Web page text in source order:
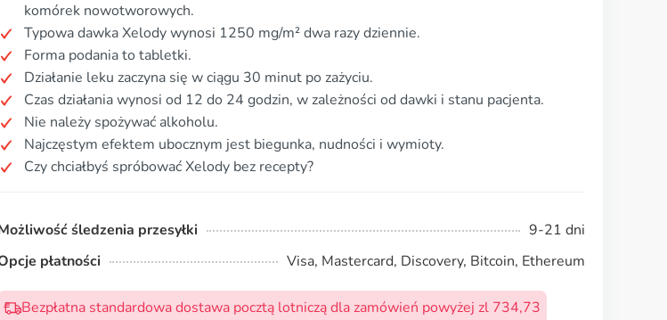
komórek nowotworowych.
Typowa dawka Xelody wynosi 1250 mg/m² dwa razy dziennie.
Forma podania to tabletki.
Działanie leku zaczyna się w ciągu 30 minut po zażyciu.
Czas działania wynosi od 12 do 24 godzin, w zależności od dawki i stanu pacjenta.
Nie należy spożywać alkoholu.
Najczęstym efektem ubocznym jest biegunka, nudności i wymioty.
Czy chciałbyś spróbować Xelody bez recepty?
śledzenia przesyłki
9-21 dni
płatności
Visa, Mastercard, Discovery, Bitcoin, Ethereum
Bezpłatna standardowa dostawa pocztą lotniczą dla zamówień powyżej zl 734,73